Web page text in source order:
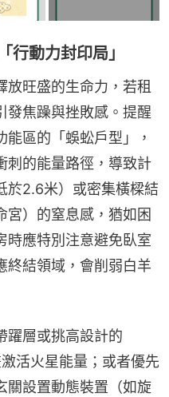
行動力封印局」
放旺盛的生命力，若租
發焦躁與挫敗感。提醒
區的「蜈蚣戶型」，
刺的能量路徑，導致計
於2.6米）或密集橫樑結
宮）的窒息感，猶如困
時應特別注意避免臥室
終結領域，會削弱白羊
躍層或挑高設計的
活火星能量；或者優先
關設置動態裝置（如旋